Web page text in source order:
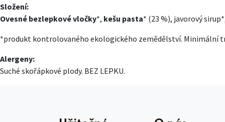
Složení:
Ovesné bezlepkové vločky*, kešu pasta* (23 %), javorový
*produkt kontrolovaného ekologického zemědělství. Minimální
Alergeny:
Suché skořápkové plody. BEZ LEPKU.